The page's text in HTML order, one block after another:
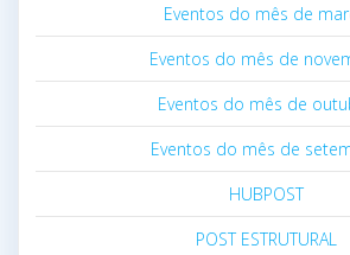
Eventos do mês de
Eventos do mês de
Eventos do mês de
Eventos do mês de
HUBPOST
POST ESTRUTURAL